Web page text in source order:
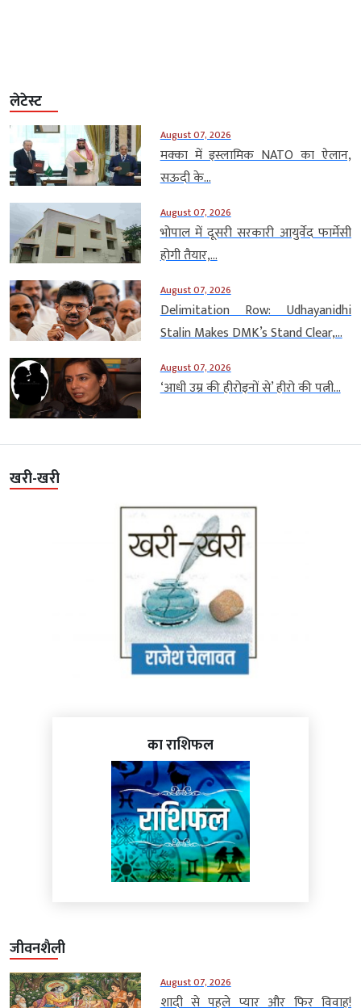
लेटेस्ट
August 07, 2026
मक्का में इस्लामिक NATO का ऐलान,
सऊदी के...
August 07, 2026
भोपाल में दूसरी सरकारी आयुर्वेद फार्मेसी
होगी तैयार,...
August 07, 2026
Delimitation Row: Udhayanidhi
Stalin Makes DMK’s Stand Clear,...
August 07, 2026
‘आधी उम्र की हीरोइनों से’ हीरो की पत्नी...
खरी-खरी
का राशिफल
जीवनशैली
August 07, 2026
शादी से पहले प्यार और फिर विवाह!